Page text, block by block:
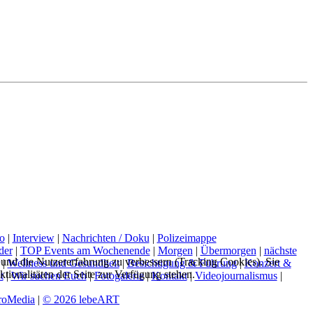
| Interview| Nachrichten / Doku | Polizeimappe
| TOP Events am Wochenende| Morgen | Übermorgen | nächste
|Wellness und Gesundheit|Besichtigung & Führung|Konzert &
|Wir suchen Euch|Fotogalerie|Kontakt|Videojournalismus|
| © 2026 lebeART
die Nutzererfahrung zu verbessern (Tracking Cookies). Sie
der Seite zur Verfügung stehen.